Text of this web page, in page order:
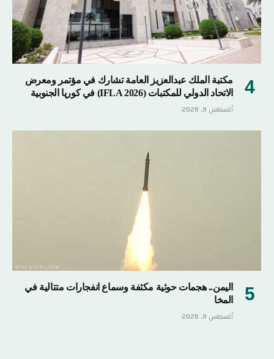
مكتبة الملك عبدالعزيز العامة تشارك في مؤتمر ومعرض
الاتحاد الدولي للمكتبات (IFLA 2026) في كوريا الجنوبية
أغسطس 9, 2026
اليمن.. هجمات حوثية مكثفة وسماع انفجارات متتالية في
المخا
أغسطس 9, 2026